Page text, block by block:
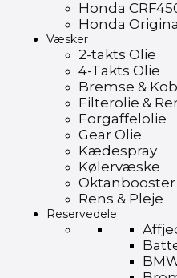
Honda
Honda
Væsker
2-takts Olie
4-Takts Olie
Bremse &
Filterolie &
Forgaffelolie
Gear Olie
Kædespray
Kølervæske
Oktanbooster
Rens & Pleje
Reservedele